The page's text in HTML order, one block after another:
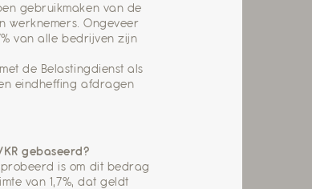
gebruikmaken van de
werknemers. Ongeveer
van alle bedrijven zijn
de Belastingdienst als
eindheffing afdragen
gebaseerd?
is om dit bedrag
van 1,7%, dat geldt